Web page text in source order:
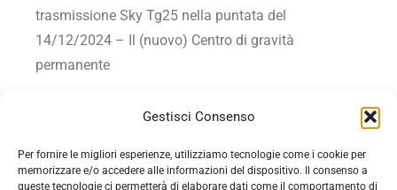
Gestisci Consenso
Per fornire le migliori esperienze, utilizziamo tecnologie come i cookie per
memorizzare e/o accedere alle informazioni del dispositivo. Il consenso a
queste tecnologie ci permetterà di elaborare dati come il comportamento di
trasmissione Sky Tg25 nella puntata del
14/12/2024 – Il (nuovo) Centro di gravità
permanente